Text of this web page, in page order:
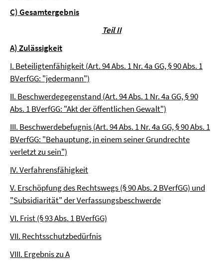
C) Gesamtergebnis
Teil II
A) Zulässigkeit
I. Beteiligtenfähigkeit (Art. 94 Abs. 1 Nr. 4a GG, § 90 Abs. 1
BVerfGG: "jedermann")
II. Beschwerdegegenstand (Art. 94 Abs. 1 Nr. 4a GG, § 90
Abs. 1 BVerfGG: "Akt der öffentlichen Gewalt")
III. Beschwerdebefugnis (Art. 94 Abs. 1 Nr. 4a GG, § 90 Abs. 1
BVerfGG: "Behauptung, in einem seiner Grundrechte
verletzt zu sein")
IV. Verfahrensfähigkeit
V. Erschöpfung des Rechtswegs (§ 90 Abs. 2 BVerfGG) und
"Subsidiarität" der Verfassungsbeschwerde
VI. Frist (§ 93 Abs. 1 BVerfGG)
VII. Rechtsschutzbedürfnis
VIII. Ergebnis zu A